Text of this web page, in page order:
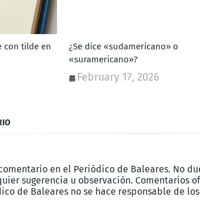
con tilde en
¿Se dice «sudamericano» o
«suramericano»?
February 17, 2026
en el Periódico de Baleares. No
sugerencia u observación. Comentarios
de Baleares no se hace responsable de